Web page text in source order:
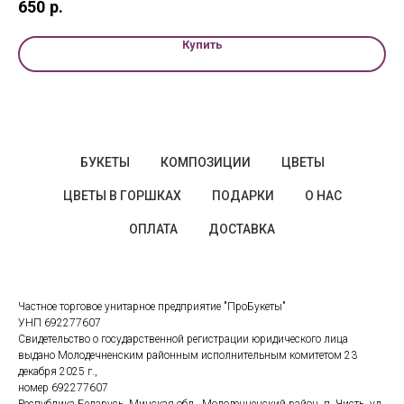
650 р.
Купить
БУКЕТЫ КОМПОЗИЦИИ ЦВЕТЫ
ЦВЕТЫ В ГОРШКАХ ПОДАРКИ О НАС
ОПЛАТА ДОСТАВКА
Частное торговое унитарное предприятие "ПроБукеты"
УНП 692277607
Свидетельство о государственной регистрации юридического лица
выдано Молодечненским районным исполнительным комитетом 23
декабря 2025 г.,
номер 692277607